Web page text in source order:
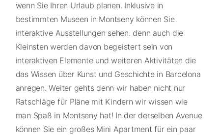
wenn Sie Ihren Urlaub planen. Inklusive in
bestimmten Museen in Montseny können Sie
interaktive Ausstellungen sehen. denn auch die
Kleinsten werden davon begeistert sein von
interaktiven Elemente und weiteren Aktivitäten die
das Wissen über Kunst und Geschichte in Barcelona
anregen. Weiter gehts denn wir haben nicht nur
Ratschläge für Pläne mit Kindern wir wissen wie
man Spaß in Montseny hat! In der derselben Avenue
können Sie ein großes Mini Apartment für ein paar